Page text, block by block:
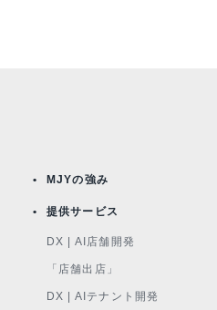
MJYの強み
提供サービス
DX | AI店舗開発
「店舗出店」
DX | AIテナント開発